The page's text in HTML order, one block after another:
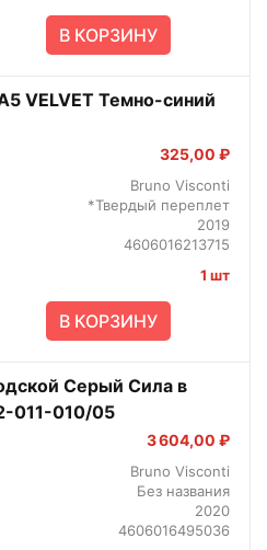
В КОРЗИНУ
VELVET Темно-синий
325,00 ₽
Bruno Visconti
*Твердый переплет
2019
4606016213715
1 шт
В КОРЗИНУ
Серый Сила в
011-010/05
3 604,00 ₽
Bruno Visconti
Без названия
2020
4606016495036